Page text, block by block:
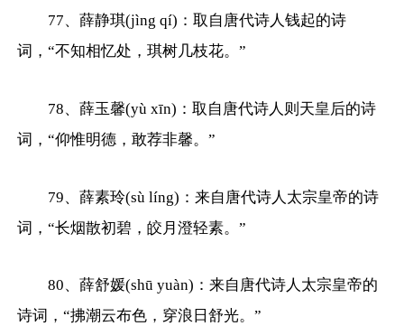
77、薛静琪(jìng qí)：取自唐代诗人钱起的诗
词，“不知相忆处，琪树几枝花。”
78、薛玉馨(yù xīn)：取自唐代诗人则天皇后的诗
词，“仰惟明德，敢荐非馨。”
79、薛素玲(sù líng)：来自唐代诗人太宗皇帝的诗
词，“长烟散初碧，皎月澄轻素。”
80、薛舒媛(shū yuàn)：来自唐代诗人太宗皇帝的
诗词，“拂潮云布色，穿浪日舒光。”